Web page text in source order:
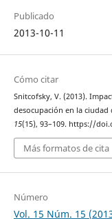
Publicado
2013-10-11
Cómo citar
Snitcofsky, V. (2013).
desocupación en la ciudad
15(15), 93–109. https://
Más formatos de cita
Número
Vol. 15 Núm. 15